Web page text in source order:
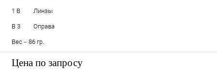
1 B Линзы
B 3 Оправа
Вес – 86 гр.
Цена по запросу